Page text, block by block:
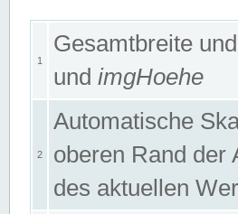
1
Gesamtbreite
und imgHoehe
2
Automatische
oberen Rand der
des aktuellen